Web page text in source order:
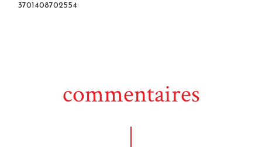
3701408702554
commentaires